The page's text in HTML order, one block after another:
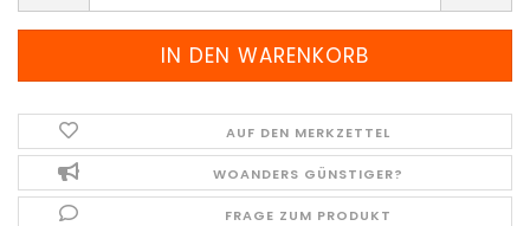
AUF DEN MERKZETTEL
WOANDERS GÜNSTIGER?
FRAGE ZUM PRODUKT